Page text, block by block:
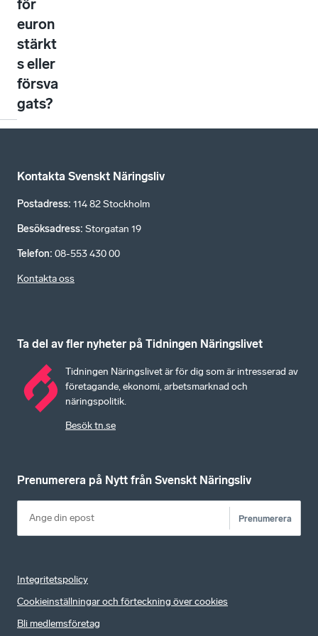
för
euron
stärkt
s eller
försva
gats?
Kontakta Svenskt Näringsliv
Postadress: 114 82 Stockholm
Besöksadress: Storgatan 19
Telefon: 08-553 430 00
Kontakta oss
Ta del av fler nyheter på Tidningen Näringslivet
Tidningen Näringslivet är för dig som är intresserad av
företagande, ekonomi, arbetsmarknad och
näringspolitik.
Besök tn.se
Prenumerera på Nytt från Svenskt Näringsliv
Prenumerera
Integritetspolicy
Cookieinställningar och förteckning över cookies
Bli medlemsföretag